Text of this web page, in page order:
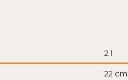
2 l
22 cm